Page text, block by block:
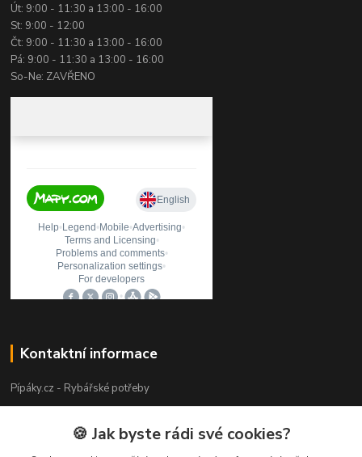
Út: 9:00 - 11:30 a 13:00 - 16:00
St: 9:00 - 12:00
Čt: 9:00 - 11:30 a 13:00 - 16:00
Pá: 9:00 - 11:30 a 13:00 - 16:00
So-Ne: ZAVŘENO
Kontaktní informace
Pípáky.cz - Rybářské potřeby
Zákaznická podpora
+420 777 789 055
🍪 Jak byste rádi své cookies?